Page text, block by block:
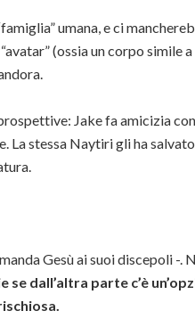
umana, e ci
(ossia un corpo simile
Jake fa amicizia
La stessa Naytiri gli ha
Gesù ai suoi discepoli -.
dall’altra parte c’è